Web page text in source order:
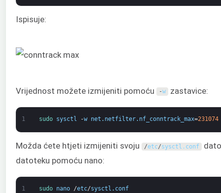
Ispisuje:
Vrijednost možete izmijeniti pomoću -w zastavice:
1 sudo sysctl -w net . netfilter. nf_conntrack_max=231074
Možda ćete htjeti izmijeniti svoju /etc/sysctl . conf
datoteku pomoću nano:
1 sudo nano /etc/sysctl . conf